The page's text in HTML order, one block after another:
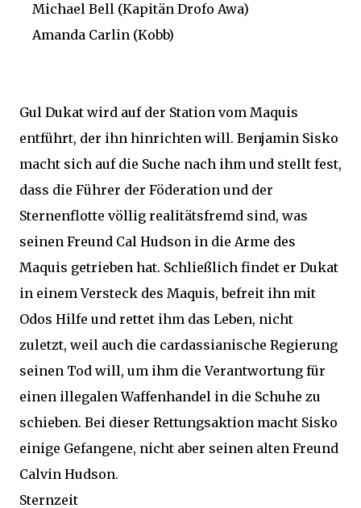
Michael Bell (Kapitän Drofo Awa)
Amanda Carlin (Kobb)
Gul Dukat wird auf der Station vom Maquis
entführt, der ihn hinrichten will. Benjamin Sisko
macht sich auf die Suche nach ihm und stellt fest,
dass die Führer der Föderation und der
Sternenflotte völlig realitätsfremd sind, was
seinen Freund Cal Hudson in die Arme des
Maquis getrieben hat. Schließlich findet er Dukat
in einem Versteck des Maquis, befreit ihn mit
Odos Hilfe und rettet ihm das Leben, nicht
zuletzt, weil auch die cardassianische Regierung
seinen Tod will, um ihm die Verantwortung für
einen illegalen Waffenhandel in die Schuhe zu
schieben. Bei dieser Rettungsaktion macht Sisko
einige Gefangene, nicht aber seinen alten Freund
Calvin Hudson.
Sternzeit